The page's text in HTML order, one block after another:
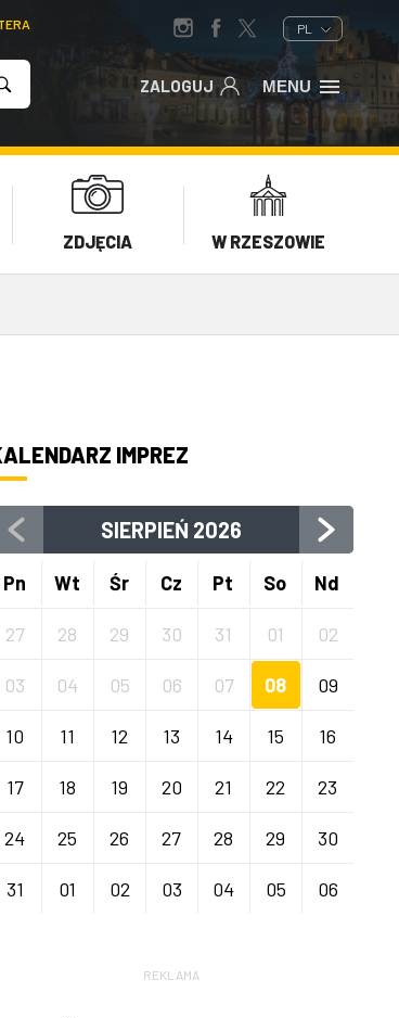
PL
ZALOGUJ MENU
ZDJĘCIA W RZESZOWIE
IMPREZ
SIERPIEŃ 2026
Pn Wt Śr Cz Pt So Nd
27 28 29 30 31 01 02
03 04 05 06 07 08 09
10 11 12 13 14 15 16
17 18 19 20 21 22 23
24 25 26 27 28 29 30
31 01 02 03 04 05 06
REKLAMA